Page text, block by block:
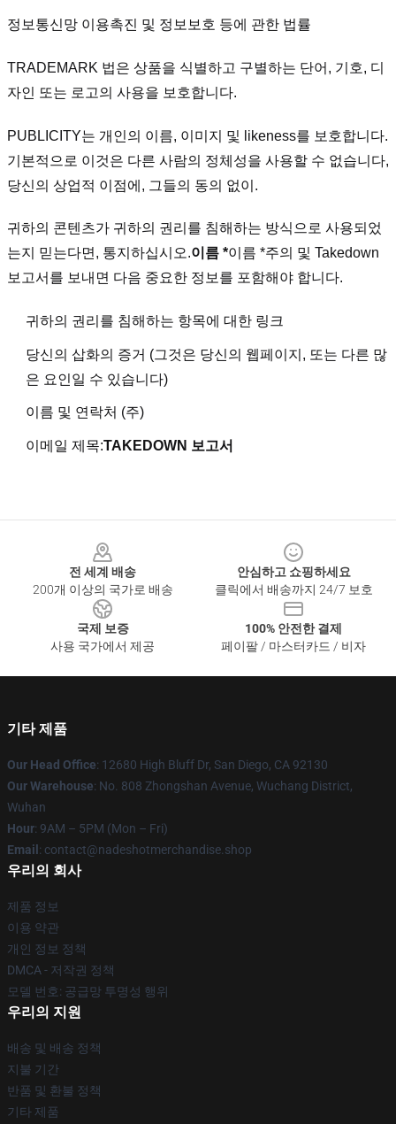
정보통신망 이용촉진 및 정보보호 등에 관한 법률
TRADEMARK 법은 상품을 식별하고 구별하는 단어, 기호, 디
자인 또는 로고의 사용을 보호합니다.
PUBLICITY는 개인의 이름, 이미지 및 likeness를 보호합니다.
기본적으로 이것은 다른 사람의 정체성을 사용할 수 없습니다,
당신의 상업적 이점에, 그들의 동의 없이.
귀하의 콘텐츠가 귀하의 권리를 침해하는 방식으로 사용되었
는지 믿는다면, 통지하십시오.이름 *이름 *주의 및 Takedown
보고서를 보내면 다음 중요한 정보를 포함해야 합니다.
귀하의 권리를 침해하는 항목에 대한 링크
당신의 삽화의 증거 (그것은 당신의 웹페이지, 또는 다른 많
은 요인일 수 있습니다)
이름 및 연락처 (주)
이메일 제목:TAKEDOWN 보고서
전 세계 배송
200개 이상의 국가로 배송
안심하고 쇼핑하세요
클릭에서 배송까지 24/7 보호
국제 보증
사용 국가에서 제공
100% 안전한 결제
페이팔 / 마스터카드 / 비자
기타 제품
Our Head Office: 12680 High Bluff Dr, San Diego, CA 92130
Our Warehouse: No. 808 Zhongshan Avenue, Wuchang District,
Wuhan
Hour: 9AM – 5PM (Mon – Fri)
Email : contact@nadeshotmerchandise.shop
우리의 회사
제품 정보
이용 약관
개인 정보 정책
DMCA - 저작권 정책
모델 번호: 공급망 투명성 행위
우리의 지원
배송 및 배송 정책
지불 기간
반품 및 환불 정책
기타 제품